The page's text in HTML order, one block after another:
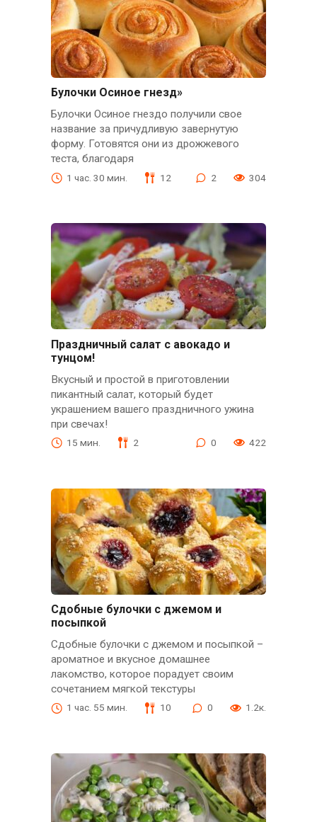
Булочки Осиное гнезд»
Булочки Осиное гнездо получили свое
название за причудливую завернутую
форму. Готовятся они из дрожжевого
теста, благодаря
1 час. 30 мин. 12 2 304
Праздничный салат с авокадо и
тунцом!
Вкусный и простой в приготовлении
пикантный салат, который будет
украшением вашего праздничного ужина
при свечах!
15 мин. 2 0 422
Сдобные булочки с джемом и
посыпкой
Сдобные булочки с джемом и посыпкой –
ароматное и вкусное домашнее
лакомство, которое порадует своим
сочетанием мягкой текстуры
1 час. 55 мин. 10 0 1.2к.